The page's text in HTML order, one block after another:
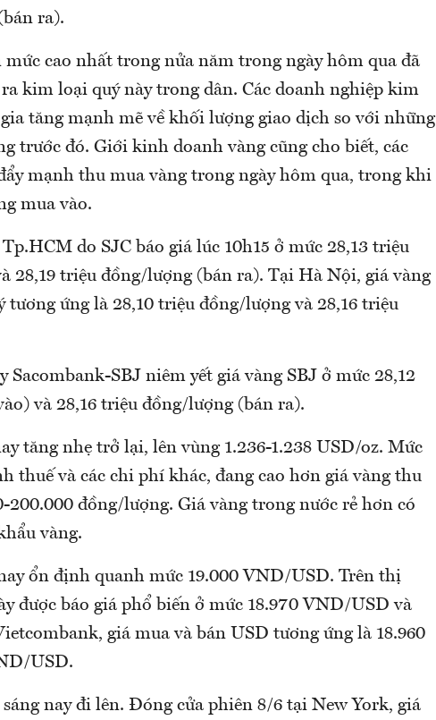
ra).
cao nhất trong nửa năm trong ngày hôm qua đã
kim loại quý này trong dân. Các doanh nghiệp kim
tăng mạnh mẽ về khối lượng giao dịch so với những
trước đó. Giới kinh doanh vàng cũng cho biết, các
mạnh thu mua vàng trong ngày hôm qua, trong khi
mua vào.
do SJC báo giá lúc 10h15 ở mức 28,13 triệu
28,19 triệu đồng/lượng (bán ra). Tại Hà Nội, giá vàng
tương ứng là 28,10 triệu đồng/lượng và 28,16 triệu
Sacombank-SBJ niêm yết giá vàng SBJ ở mức 28,12
và 28,16 triệu đồng/lượng (bán ra).
tăng nhẹ trở lại, lên vùng 1.236-1.238 USD/oz. Mức
thuế và các chi phí khác, đang cao hơn giá vàng thu
200.000 đồng/lượng. Giá vàng trong nước rẻ hơn có
vàng.
ổn định quanh mức 19.000 VND/USD. Trên thị
được báo giá phổ biến ở mức 18.970 VND/USD và
giá mua và bán USD tương ứng là 18.960
USD.
nay đi lên. Đóng cửa phiên 8/6 tại New York, giá